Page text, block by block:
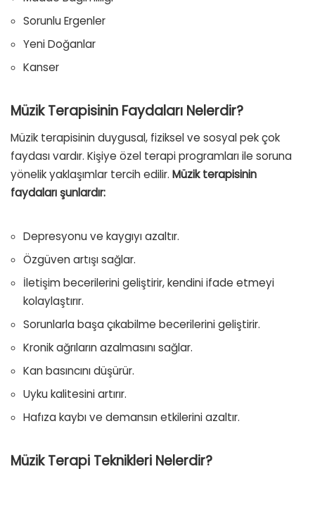
Sorunlu Ergenler
Yeni Doğanlar
Kanser
Müzik Terapisinin Faydaları Nelerdir?
Müzik terapisinin duygusal, fiziksel ve sosyal pek çok
faydası vardır. Kişiye özel terapi programları ile soruna
yönelik yaklaşımlar tercih edilir. Müzik terapisinin
faydaları şunlardır:
Depresyonu ve kaygıyı azaltır.
Özgüven artışı sağlar.
İletişim becerilerini geliştirir, kendini ifade etmeyi
kolaylaştırır.
Sorunlarla başa çıkabilme becerilerini geliştirir.
Kronik ağrıların azalmasını sağlar.
Kan basıncını düşürür.
Uyku kalitesini artırır.
Hafıza kaybı ve demansın etkilerini azaltır.
Müzik Terapi Teknikleri Nelerdir?